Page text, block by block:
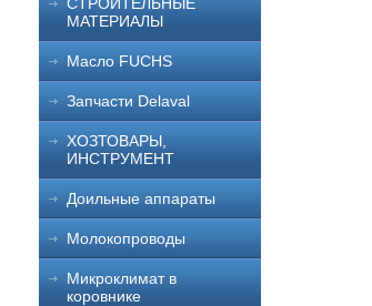
МАТЕРИАЛЫ
Масло FUCHS
Запчасти Delaval
ХОЗТОВАРЫ,
ИНСТРУМЕНТ
Доильные аппараты
Молокопроводы
Микроклимат в
коровнике